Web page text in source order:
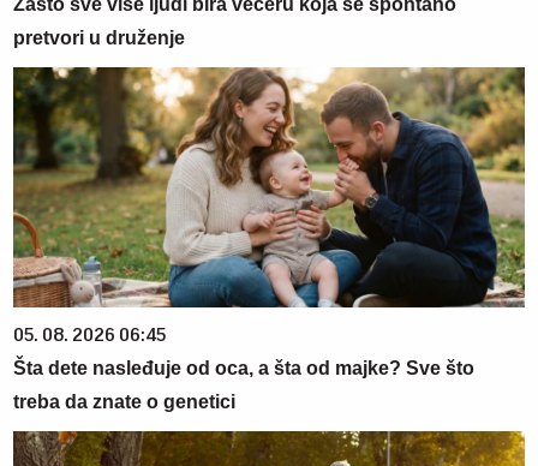
Zašto sve više ljudi bira večeru koja se spontano
pretvori u druženje
05. 08. 2026 06:45
Šta dete nasleđuje od oca, a šta od majke? Sve što
treba da znate o genetici